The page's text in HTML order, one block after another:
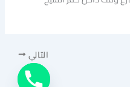
التالي